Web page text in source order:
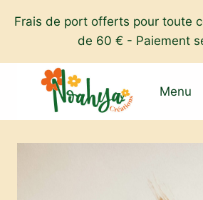
Frais de port offerts pour toute
de 60 € - Paiement
Menu